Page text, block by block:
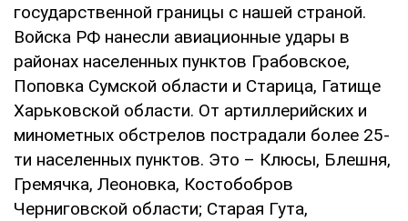
государственной границы с нашей страной.
Войска РФ нанесли авиационные удары в
районах населенных пунктов Грабовское,
Поповка Сумской области и Старица, Гатище
Харьковской области. От артиллерийских и
минометных обстрелов пострадали более 25-
ти населенных пунктов. Это – Клюсы, Блешня,
Гремячка, Леоновка, Костобобров
Черниговской области; Старая Гута,